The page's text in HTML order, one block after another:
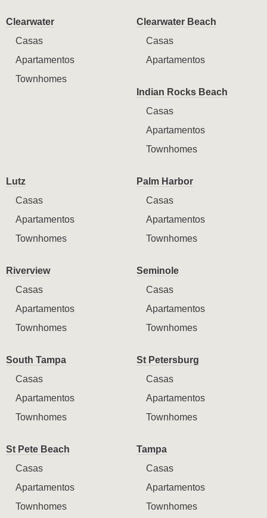
Clearwater
Casas
Apartamentos
Townhomes
Clearwater Beach
Casas
Apartamentos
Indian Rocks Beach
Casas
Apartamentos
Townhomes
Lutz
Casas
Apartamentos
Townhomes
Palm Harbor
Casas
Apartamentos
Townhomes
Riverview
Casas
Apartamentos
Townhomes
Seminole
Casas
Apartamentos
Townhomes
South Tampa
Casas
Apartamentos
Townhomes
St Petersburg
Casas
Apartamentos
Townhomes
St Pete Beach
Casas
Apartamentos
Townhomes
Tampa
Casas
Apartamentos
Townhomes